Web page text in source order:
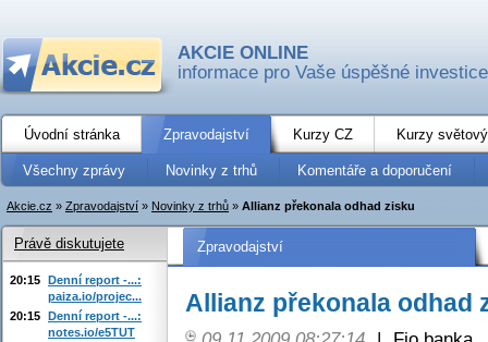
AKCIE ONLINE
informace pro Vaše úspěšné investice
Úvodní stránka Zpravodajství Kurzy CZ Kurzy
Všechny zprávy Novinky z trhů Komentáře a doporučení
Akcie.cz » Zpravodajství » Novinky z trhů » Allianz překonala odhad zisku
Zpravodajství
Allianz překonala odhad
Právě diskutujete
20:15 Denní report -...:
paiza.io/projec...
20:15 Denní report -...:
notes.io/e5TUT